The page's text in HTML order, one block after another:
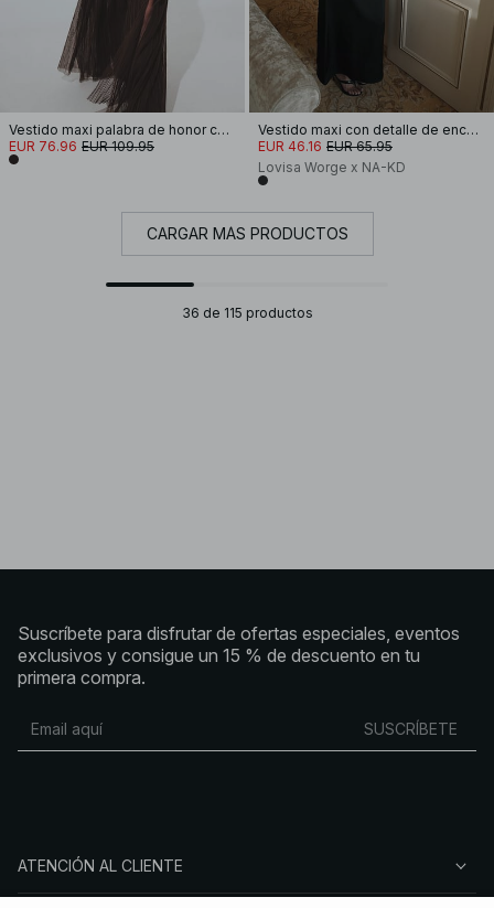
Vestido maxi palabra de honor con lentejuelas
EUR 76.96 EUR 109.95
Vestido maxi con detalle de encaje
EUR 46.16 EUR 65.95
Lovisa Worge x NA-KD
CARGAR MÁS PRODUCTOS
36 de 115 productos
Suscríbete para disfrutar de ofertas especiales, eventos
exclusivos y consigue un 15 % de descuento en tu
primera compra.
SUSCRÍBETE
ATENCIÓN AL CLIENTE